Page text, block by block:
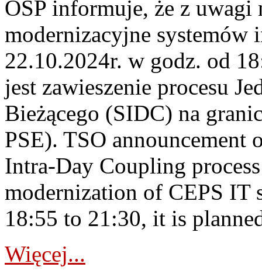
OSP informuje, że z uwagi
modernizacyjne
22.10.2024r. w godz. od
jest zawieszenie procesu
Bieżącego (SIDC) na
PSE). TSO announcement
Intra-Day Coupling
modernization of CEPS IT
18:55 to 21:30, it is
Więcej...